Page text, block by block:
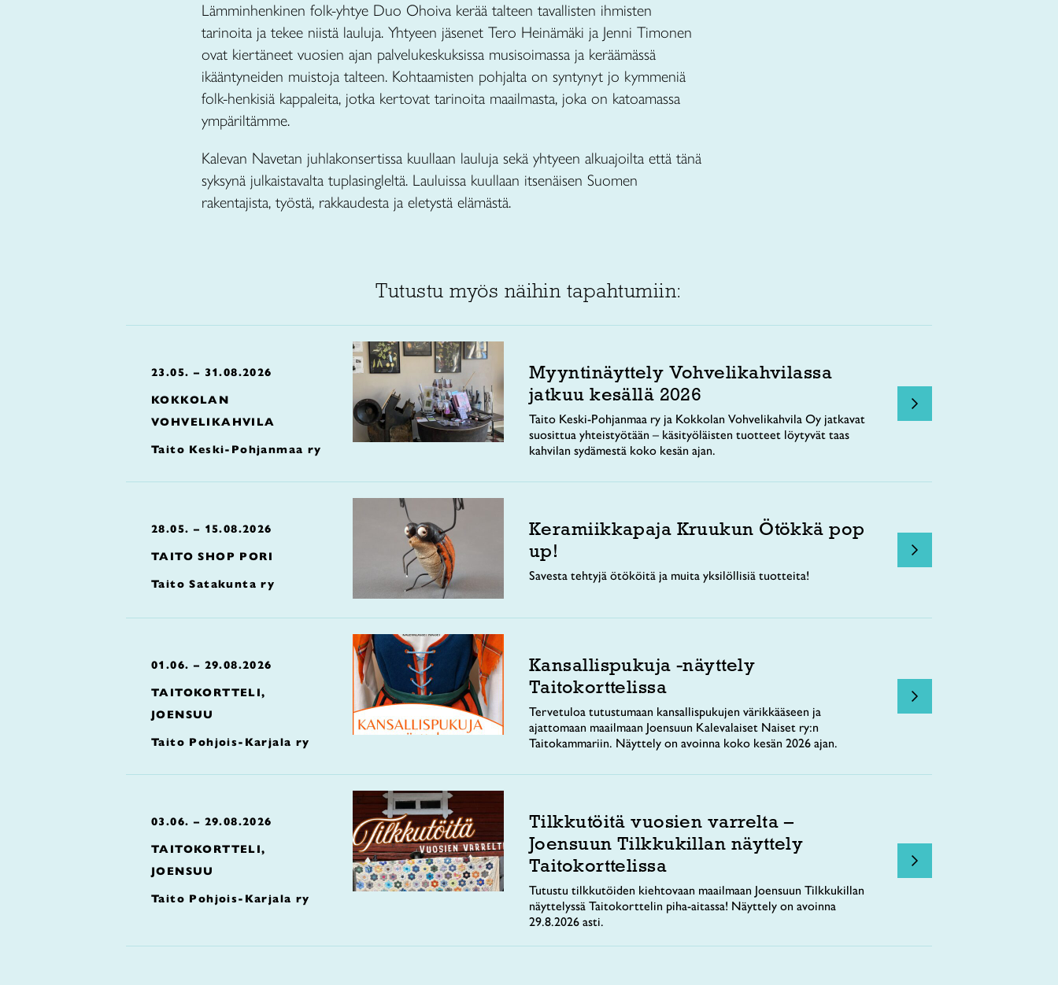
Lämminhenkinen folk-yhtye Duo Ohoiva kerää talteen tavallisten ihmisten
tarinoita ja tekee niistä lauluja. Yhtyeen jäsenet Tero Heinämäki ja Jenni Timonen
ovat kiertäneet vuosien ajan palvelukeskuksissa musisoimassa ja keräämässä
ikääntyneiden muistoja talteen. Kohtaamisten pohjalta on syntynyt jo kymmeniä
folk-henkisiä kappaleita, jotka kertovat tarinoita maailmasta, joka on katoamassa
ympäriltämme.
Kalevan Navetan juhlakonsertissa kuullaan lauluja sekä yhtyeen alkuajoilta että tänä
syksynä julkaistavalta tuplasingleltä. Lauluissa kuullaan itsenäisen Suomen
rakentajista, työstä, rakkaudesta ja eletystä elämästä.
Tutustu myös näihin tapahtumiin:
23.05. – 31.08.2026
KOKKOLAN
VOHVELIKAHVILA
Taito Keski-Pohjanmaa ry
Myyntinäyttely Vohvelikahvilassa
jatkuu kesällä 2026
Taito Keski-Pohjanmaa ry ja Kokkolan Vohvelikahvila Oy jatkavat
suosittua yhteistyötään – käsityöläisten tuotteet löytyvät taas
kahvilan sydämestä koko kesän ajan.
28.05. – 15.08.2026
TAITO SHOP PORI
Taito Satakunta ry
Keramiikkapaja Kruukun Ötökkä pop
up!
Savesta tehtyjä ötököitä ja muita yksilöllisiä tuotteita!
01.06. – 29.08.2026
TAITOKORTTELI,
JOENSUU
Taito Pohjois-Karjala ry
Kansallispukuja -näyttely
Taitokorttelissa
Tervetuloa tutustumaan kansallispukujen värikkääseen ja
ajattomaan maailmaan Joensuun Kalevalaiset Naiset ry:n
Taitokammariin. Näyttely on avoinna koko kesän 2026 ajan.
03.06. – 29.08.2026
TAITOKORTTELI,
JOENSUU
Taito Pohjois-Karjala ry
Tilkkutöitä vuosien varrelta –
Joensuun Tilkkukillan näyttely
Taitokorttelissa
Tutustu tilkkutöiden kiehtovaan maailmaan Joensuun Tilkkukillan
näyttelyssä Taitokorttelin piha-aitassa! Näyttely on avoinna
29.8.2026 asti.